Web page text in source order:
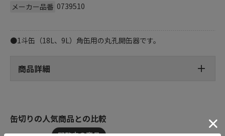
メーカー品番 0739510
●1斗缶（18L、9L）角缶用の丸孔開缶器です。
商品詳細
缶切りの人気商品との比較